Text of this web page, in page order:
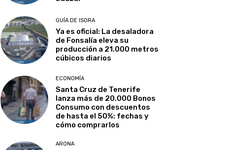
GUÍA DE ISORA
Ya es oficial: La desaladora
de Fonsalía eleva su
producción a 21.000 metros
cúbicos diarios
ECONOMÍA
Santa Cruz de Tenerife
lanza más de 20.000 Bonos
Consumo con descuentos
de hasta el 50%: fechas y
cómo comprarlos
ARONA